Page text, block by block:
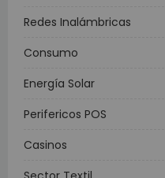
Redes Inalámbricas
Consumo
Energía Solar
Perifericos POS
Casinos